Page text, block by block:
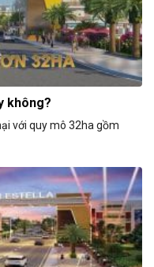
không?
với quy mô 32ha gồm